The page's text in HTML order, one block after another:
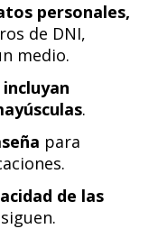
personales,
de DNI,
medio.
.
para
de las